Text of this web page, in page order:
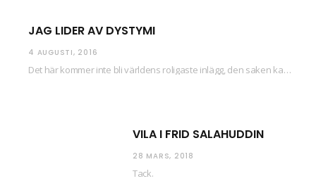
JAG LIDER AV DYSTYMI
4 AUGUSTI, 2016
Det här kommer inte bli världens roligaste inlägg, den saken kan ni räkna med. Det…
VILA I FRID SALAHUDDIN
28 MARS, 2018
Tack.